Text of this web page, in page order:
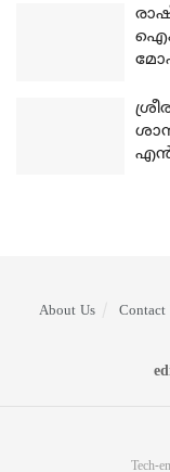
About Us Contact
Tech-